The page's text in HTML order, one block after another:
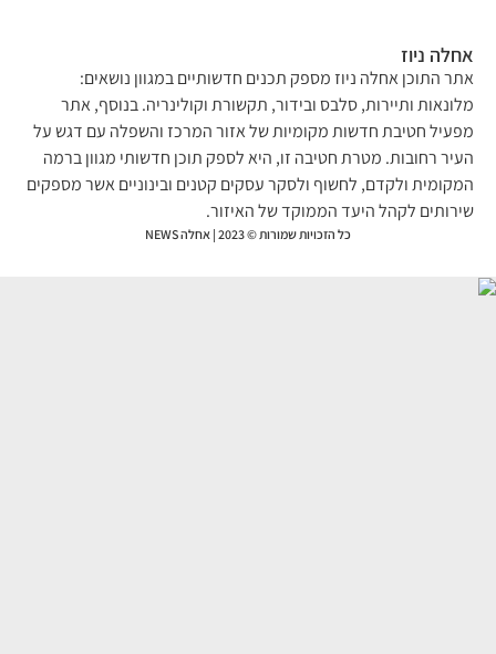
ניוז
התוכן אחלה ניוז מספק תכנים חדשותיים במגוון נושאים:
ותיירות, סלבס ובידור, תקשורת וקולינריה. בנוסף, אתר
חטיבת חדשות מקומיות של אזור המרכז והשפלה עם דגש על
רחובות. מטרת חטיבה זו, היא לספק תוכן חדשותי מגוון ברמה
ולקדם, לחשוף ולסקר עסקים קטנים ובינוניים אשר מספקים
לקהל היעד הממוקד של האיזור.
כל הזכויות שמורות © 2023 | אחלה NEWS